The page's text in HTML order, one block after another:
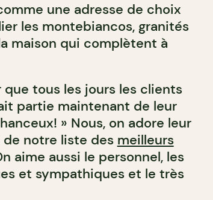
une adresse de choix
les montebiancos, granités
maison qui complètent à
que tous les jours les clients
partie maintenant de leur
» Nous, on adore leur
de notre liste des meilleurs
aime aussi le personnel, les
et sympathiques et le très